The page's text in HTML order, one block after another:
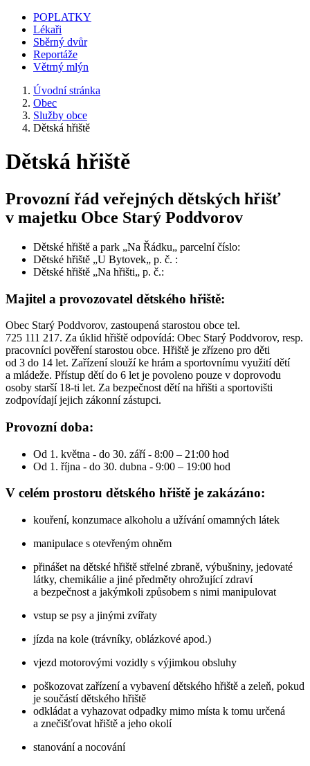
POPLATKY
Lékaři
Sběrný dvůr
Reportáže
Větrný mlýn
Úvodní stránka
Obec
Služby obce
Dětská hřiště
Dětská hřiště
Provozní řád veřejných dětských hřišť
v majetku Obce Starý Poddvorov
Dětské hřiště a park „Na Řádku„ parcelní číslo:
Dětské hřiště „U Bytovek„ p. č. :
Dětské hřiště „Na hřišti„ p. č.:
Majitel a provozovatel dětského hřiště:
Obec Starý Poddvorov, zastoupená starostou obce tel.
725 111 217. Za úklid hřiště odpovídá: Obec Starý Poddvorov, resp.
pracovníci pověření starostou obce. Hřiště je zřízeno pro děti
od 3 do 14 let. Zařízení slouží ke hrám a sportovnímu využití dětí
a mládeže. Přístup dětí do 6 let je povoleno pouze v doprovodu
osoby starší 18-ti let. Za bezpečnost dětí na hřišti a sportovišti
zodpovídají jejich zákonní zástupci.
Provozní doba:
Od 1. května - do 30. září - 8:00 – 21:00 hod
Od 1. října - do 30. dubna - 9:00 – 19:00 hod
V celém prostoru dětského hřiště je zakázáno:
kouření, konzumace alkoholu a užívání omamných látek
manipulace s otevřeným ohněm
přinášet na dětské hřiště střelné zbraně, výbušniny, jedovaté
látky, chemikálie a jiné předměty ohrožující zdraví
a bezpečnost a jakýmkoli způsobem s nimi manipulovat
vstup se psy a jinými zvířaty
jízda na kole (trávníky, oblázkové apod.)
vjezd motorovými vozidly s výjimkou obsluhy
poškozovat zařízení a vybavení dětského hřiště a zeleň, pokud
je součástí dětského hřiště
odkládat a vyhazovat odpadky mimo místa k tomu určená
a znečišťovat hřiště a jeho okolí
stanování a nocování